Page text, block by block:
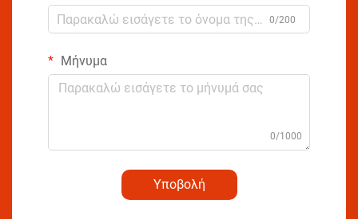
0/200
Μήνυμα
0/1000
Υποβολή